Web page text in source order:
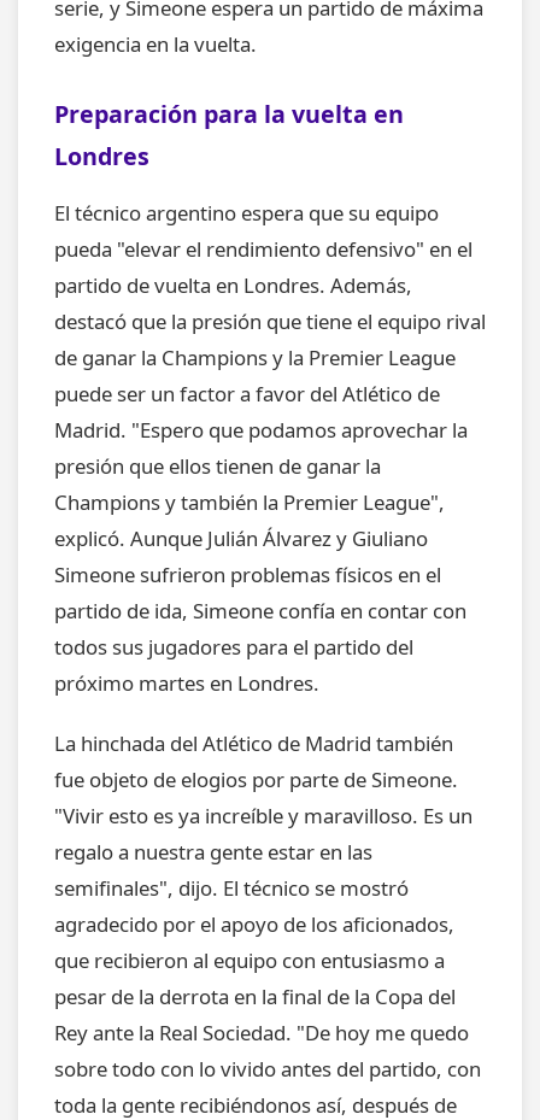
serie, y Simeone espera un partido de máxima
exigencia en la vuelta.
Preparación para la vuelta en
Londres
El técnico argentino espera que su equipo
pueda "elevar el rendimiento defensivo" en el
partido de vuelta en Londres. Además,
destacó que la presión que tiene el equipo rival
de ganar la Champions y la Premier League
puede ser un factor a favor del Atlético de
Madrid. "Espero que podamos aprovechar la
presión que ellos tienen de ganar la
Champions y también la Premier League",
explicó. Aunque Julián Álvarez y Giuliano
Simeone sufrieron problemas físicos en el
partido de ida, Simeone confía en contar con
todos sus jugadores para el partido del
próximo martes en Londres.
La hinchada del Atlético de Madrid también
fue objeto de elogios por parte de Simeone.
"Vivir esto es ya increíble y maravilloso. Es un
regalo a nuestra gente estar en las
semifinales", dijo. El técnico se mostró
agradecido por el apoyo de los aficionados,
que recibieron al equipo con entusiasmo a
pesar de la derrota en la final de la Copa del
Rey ante la Real Sociedad. "De hoy me quedo
sobre todo con lo vivido antes del partido, con
toda la gente recibiéndonos así, después de